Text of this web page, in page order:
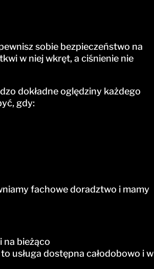
sobie bezpieczeństwo na
w niej wkręt, a ciśnienie nie
dokładne oględziny każdego
gdy:
fachowe doradztwo i mamy
na bieżąco
usługa dostępna całodobowo i w